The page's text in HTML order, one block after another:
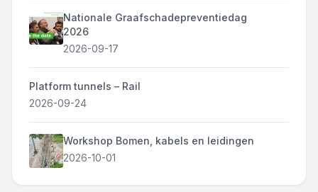
Nationale Graafschadepreventiedag
2026
2026-09-17
Platform tunnels – Rail
2026-09-24
Workshop Bomen, kabels en leidingen
2026-10-01